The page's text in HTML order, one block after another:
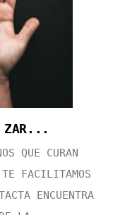
ZAR...
QUE CURAN
FACILITAMOS
ENCUENTRA